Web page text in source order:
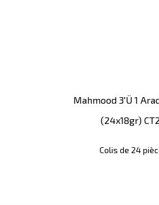
Mahmood 3'ü 1
(24x18gr)
Colis de 24